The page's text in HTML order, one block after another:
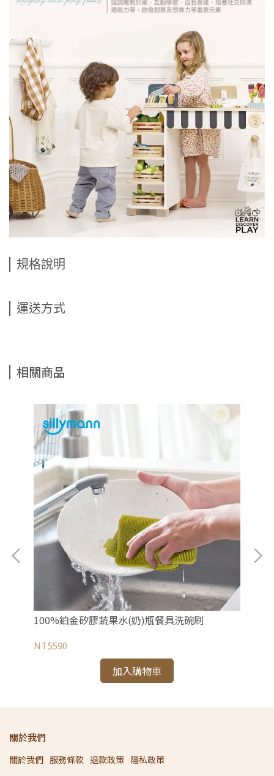
規格說明
運送方式
相關商品
100%鉑金矽膠蔬果水(奶)瓶餐具洗碗刷
NT$590
加入購物車
關於我們
關於我們 服務條款 退款政策 隱私政策